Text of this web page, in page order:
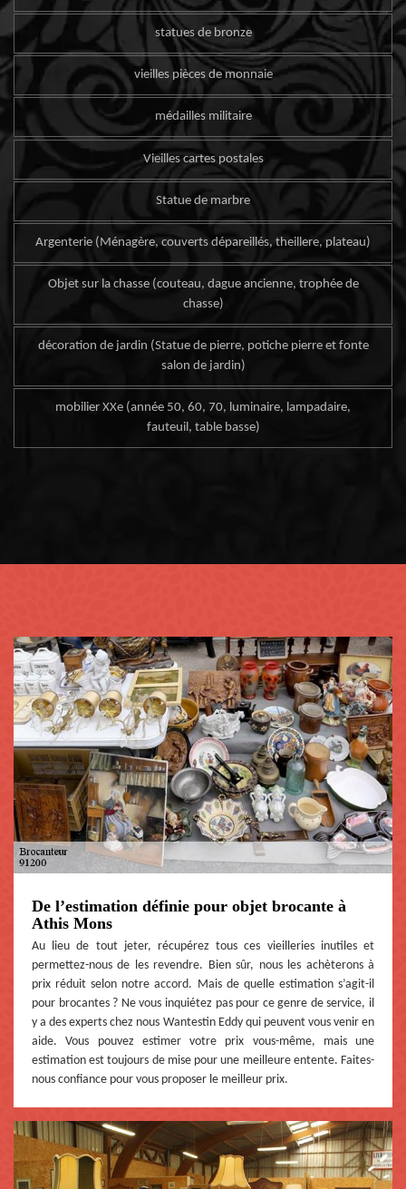
statues de bronze
vieilles pièces de monnaie
médailles militaire
Vieilles cartes postales
Statue de marbre
Argenterie (Ménagère, couverts dépareillés, theillere, plateau)
Objet sur la chasse (couteau, dague ancienne, trophée de
chasse)
décoration de jardin (Statue de pierre, potiche pierre et fonte
salon de jardin)
mobilier XXe (année 50, 60, 70, luminaire, lampadaire,
fauteuil, table basse)
De l’estimation définie pour objet brocante à
Athis Mons
Au lieu de tout jeter, récupérez tous ces vieilleries inutiles et
permettez-nous de les revendre. Bien sûr, nous les achèterons à
prix réduit selon notre accord. Mais de quelle estimation s’agit-il
pour brocantes ? Ne vous inquiétez pas pour ce genre de service, il
y a des experts chez nous Wantestin Eddy qui peuvent vous venir en
aide. Vous pouvez estimer votre prix vous-même, mais une
estimation est toujours de mise pour une meilleure entente. Faites-
nous confiance pour vous proposer le meilleur prix.